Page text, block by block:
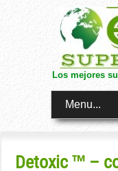
Los mejores
Menu...
Detoxic ™ –